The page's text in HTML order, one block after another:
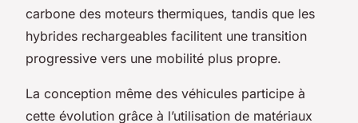
carbone des moteurs thermiques, tandis que les
hybrides rechargeables facilitent une transition
progressive vers une mobilité plus propre.
La conception même des véhicules participe à
cette évolution grâce à l’utilisation de matériaux